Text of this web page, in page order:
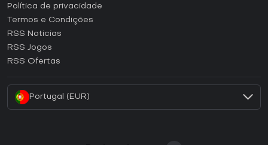
Como ativar uma CD Key Epic Games?
Como ativar uma CD Key GOG?
Como ativar uma CD Key Ubisoft Connect?
Política de privacidade
Termos e Condições
RSS Noticias
RSS Jogos
RSS Ofertas
Portugal (EUR)